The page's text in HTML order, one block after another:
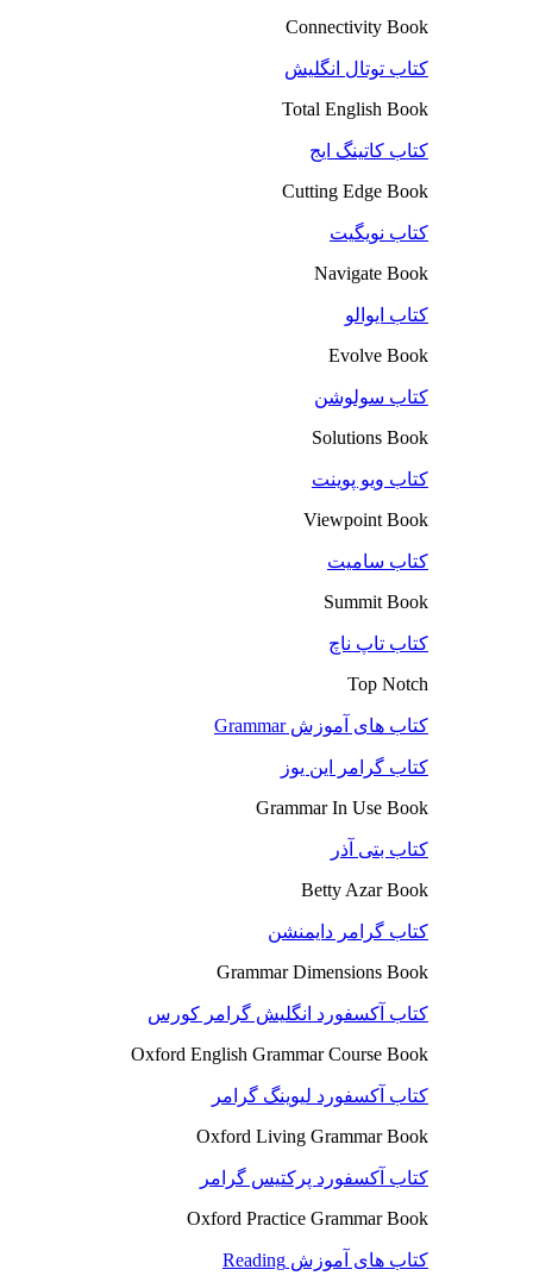
Connectivity Book
کتاب توتال انگلیش
Total English Book
کتاب کاتینگ ایج
Cutting Edge Book
کتاب نویگیت
Navigate Book
کتاب ایوالو
Evolve Book
کتاب سولوشن
Solutions Book
کتاب ویو پوینت
Viewpoint Book
کتاب سامیت
Summit Book
کتاب تاپ ناچ
Top Notch
کتاب های آموزش Grammar
کتاب گرامر این یوز
Grammar In Use Book
کتاب بتی آذر
Betty Azar Book
کتاب گرامر دایمنشن
Grammar Dimensions Book
کتاب آکسفورد انگلیش گرامر کورس
Oxford English Grammar Course Book
کتاب آکسفورد لیوینگ گرامر
Oxford Living Grammar Book
کتاب آکسفورد پرکتیس گرامر
Oxford Practice Grammar Book
کتاب های آموزش Reading